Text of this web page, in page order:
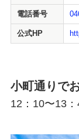
電話番号
公式HP
小町通りで
12：10〜13